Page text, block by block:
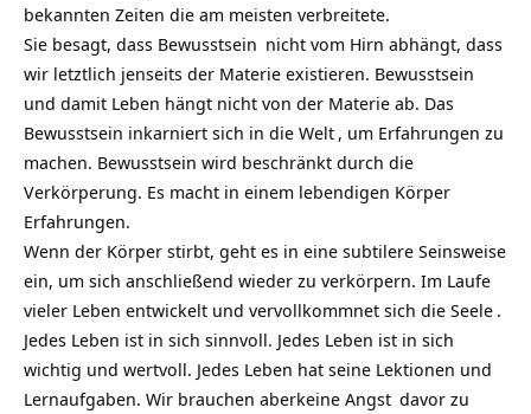
bekannten Zeiten die am meisten verbreitete.
Sie besagt, dass Bewusstsein nicht vom Hirn abhängt, dass
wir letztlich jenseits der Materie existieren. Bewusstsein
und damit Leben hängt nicht von der Materie ab. Das
Bewusstsein inkarniert sich in die Welt , um Erfahrungen zu
machen. Bewusstsein wird beschränkt durch die
Verkörperung. Es macht in einem lebendigen Körper
Erfahrungen.
Wenn der Körper stirbt, geht es in eine subtilere Seinsweise
ein, um sich anschließend wieder zu verkörpern. Im Laufe
vieler Leben entwickelt und vervollkommnet sich die Seele .
Jedes Leben ist in sich sinnvoll. Jedes Leben ist in sich
wichtig und wertvoll. Jedes Leben hat seine Lektionen und
Lernaufgaben. Wir brauchen aberkeine Angst davor zu